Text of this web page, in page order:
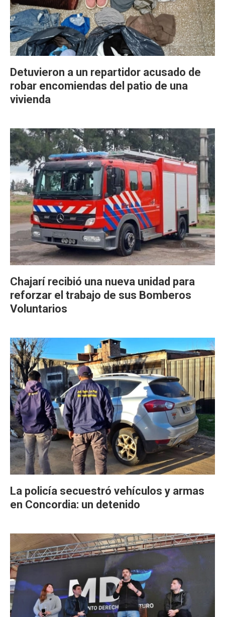
Detuvieron a un repartidor acusado de
robar encomiendas del patio de una
vivienda
Chajarí recibió una nueva unidad para
reforzar el trabajo de sus Bomberos
Voluntarios
La policía secuestró vehículos y armas
en Concordia: un detenido